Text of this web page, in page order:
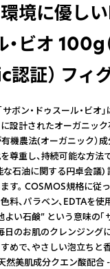
境に優し
・ビオ
証） フィ
ボン・ドゥスール・ビオ
設計されたオーガニック
機農法(オーガニック）
尊重し、持続可能な方法
石油に関する円卓会議)
す。 COSMOS規格に
色料、パラベン、EDTAを
い石鹸” という意味の「
日のお肌のクレンジング
めで、やさしい泡立ちと
然美肌成分クエン酸配